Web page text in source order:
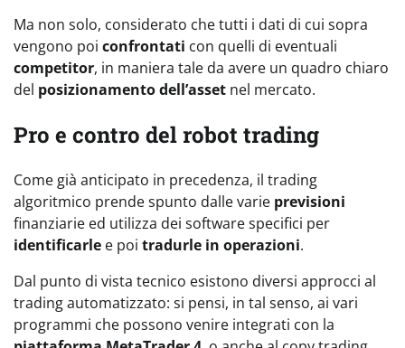
Ma non solo, considerato che tutti i dati di cui sopra
vengono poi confrontati con quelli di eventuali
competitor, in maniera tale da avere un quadro chiaro
del posizionamento dell’asset nel mercato.
Pro e contro del robot trading
Come già anticipato in precedenza, il trading
algoritmico prende spunto dalle varie previsioni
finanziarie ed utilizza dei software specifici per
identificarle e poi tradurle in operazioni.
Dal punto di vista tecnico esistono diversi approcci al
trading automatizzato: si pensi, in tal senso, ai vari
programmi che possono venire integrati con la